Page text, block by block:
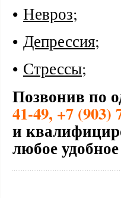
• Невроз;
• Депрессия;
• Стрессы;
Позвонив по
41-49, +7 (903)
и
любое